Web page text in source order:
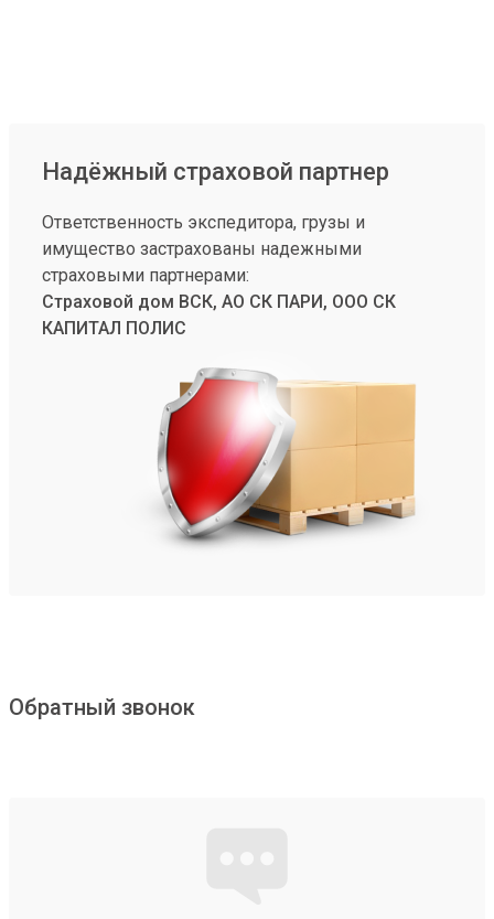
Надёжный страховой партнер
Ответственность экспедитора, грузы и
имущество застрахованы надежными
страховыми партнерами:
Страховой дом ВСК, АО СК ПАРИ, ООО СК
КАПИТАЛ ПОЛИС
Обратный звонок